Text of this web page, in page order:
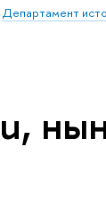
Департамент